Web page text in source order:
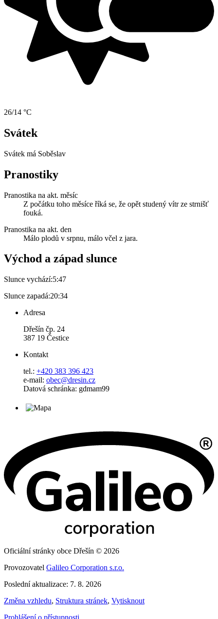
26/14 °C
Svátek
Svátek má Soběslav
Pranostiky
Pranostika na akt. měsíc
Z počátku toho měsíce říká se, že opět studený vítr ze strnišť
fouká.
Pranostika na akt. den
Málo plodů v srpnu, málo včel z jara.
Východ a západ slunce
Slunce vychází:5:47
Slunce zapadá:20:34
Adresa
Dřešín čp. 24
387 19 Čestice
Kontakt
tel.: +420 383 396 423
e-mail: obec@dresin.cz
Datová schránka: gdmam99
Oficiální stránky obce Dřešín © 2026
Provozovatel Galileo Corporation s.r.o.
Poslední aktualizace: 7. 8. 2026
Změna vzhledu, Struktura stránek, Vytisknout